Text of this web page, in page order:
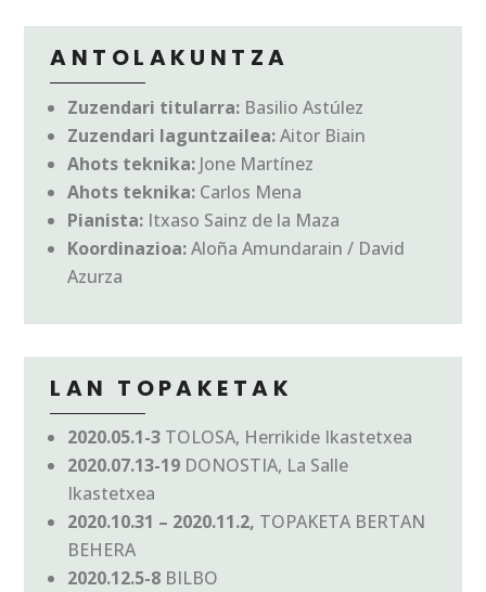
ANTOLAKUNTZA
Zuzendari titularra: Basilio Astúlez
Zuzendari laguntzailea:Aitor Biain
Ahots teknika: Jone Martínez
Ahots teknika: Carlos Mena
Pianista: Itxaso Sainz de la Maza
Koordinazioa:Aloña Amundarain / David
Azurza
LAN TOPAKETAK
2020.05.1-3 TOLOSA, Herrikide Ikastetxea
2020.07.13-19 DONOSTIA, La Salle
Ikastetxea
2020.10.31 – 2020.11.2, TOPAKETA BERTAN
BEHERA
2020.12.5-8 BILBO